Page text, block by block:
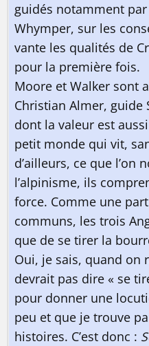
guidés notamment
Whymper, sur les
vante les qualités de
pour la première fois.
Moore et Walker sont
Christian Almer, guide
dont la valeur est
petit monde qui vit,
d’ailleurs, ce que l’on
l’alpinisme, ils
force. Comme une
communs, les trois
que de se tirer la
Oui, je sais, quand on
devrait pas dire « se
pour donner une
peu et que je trouve
histoires. C’est donc :